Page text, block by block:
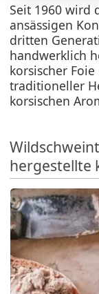
Seit 1960 wird
ansässigen
dritten
handwerklich
korsischer
traditioneller
korsischen
hergestellte